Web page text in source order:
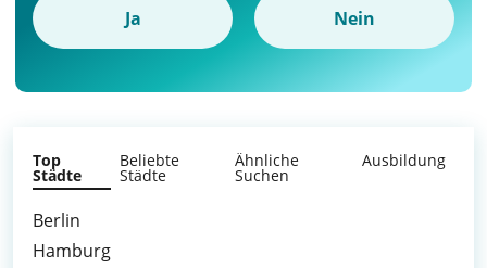
Ja Nein
Top
Städte
Beliebte
Städte
Ähnliche
Suchen
Ausbildung
Berlin
Hamburg